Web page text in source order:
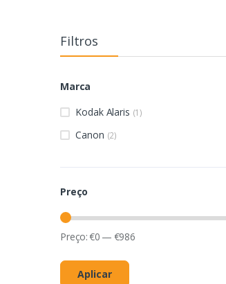
Filtros
Marca
Kodak Alaris (1)
Canon (2)
Preço
Preço:€0 — €986
Aplicar